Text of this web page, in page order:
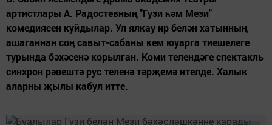
артистлары А. Радостевның "Гузи һәм Мези"
комедиясен куйдылар. Ул ялкау ир белән хатынның
ашаганнан соң савыт-сабаны кем юуарга тиешелеге
турында бәхәсенә корылган. Коми телендәге спектакль
синхрон рәвештә рус теленә тәрҗемә ителде. Халык
аларны җылы кабул итте.